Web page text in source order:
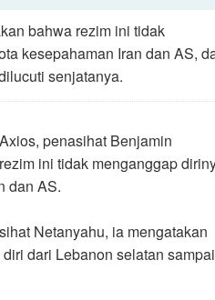
bahwa rezim ini tidak
kesepahaman Iran dan AS,
senjatanya.
penasihat Benjamin
ini tidak menganggap
dan AS.
Netanyahu, ia mengatakan
dari Lebanon selatan sampai